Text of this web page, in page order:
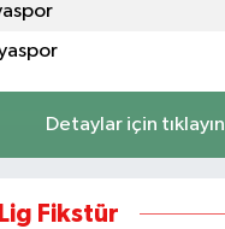
Detaylar için tıklayın
Fikstür